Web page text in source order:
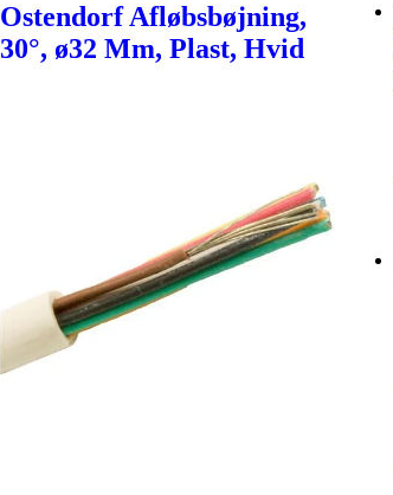
Ostendorf Afløbsbøjning,
30°, ø32 Mm, Plast, Hvid